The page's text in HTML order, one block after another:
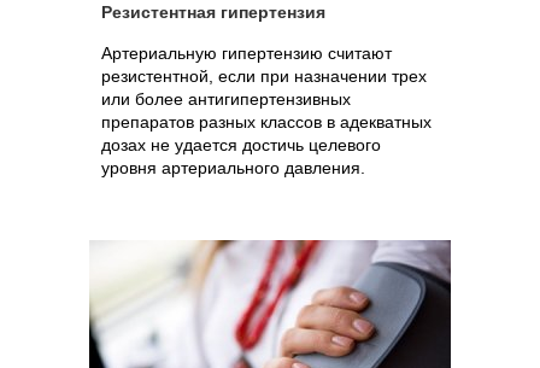
Резистентная гипертензия
Артериальную гипертензию считают
резистентной, если при назначении трех
или более антигипертензивных
препаратов разных классов в адекватных
дозах не удается достичь целевого
уровня артериального давления.